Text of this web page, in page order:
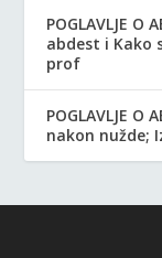
POGLAVLJE O
abdest i Kako
prof
POGLAVLJE O
nakon nužde;